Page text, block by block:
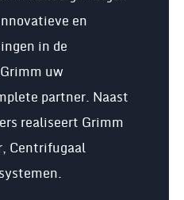
en
in de
uw
partner. Naast
realiseert Grimm
Centrifugaal